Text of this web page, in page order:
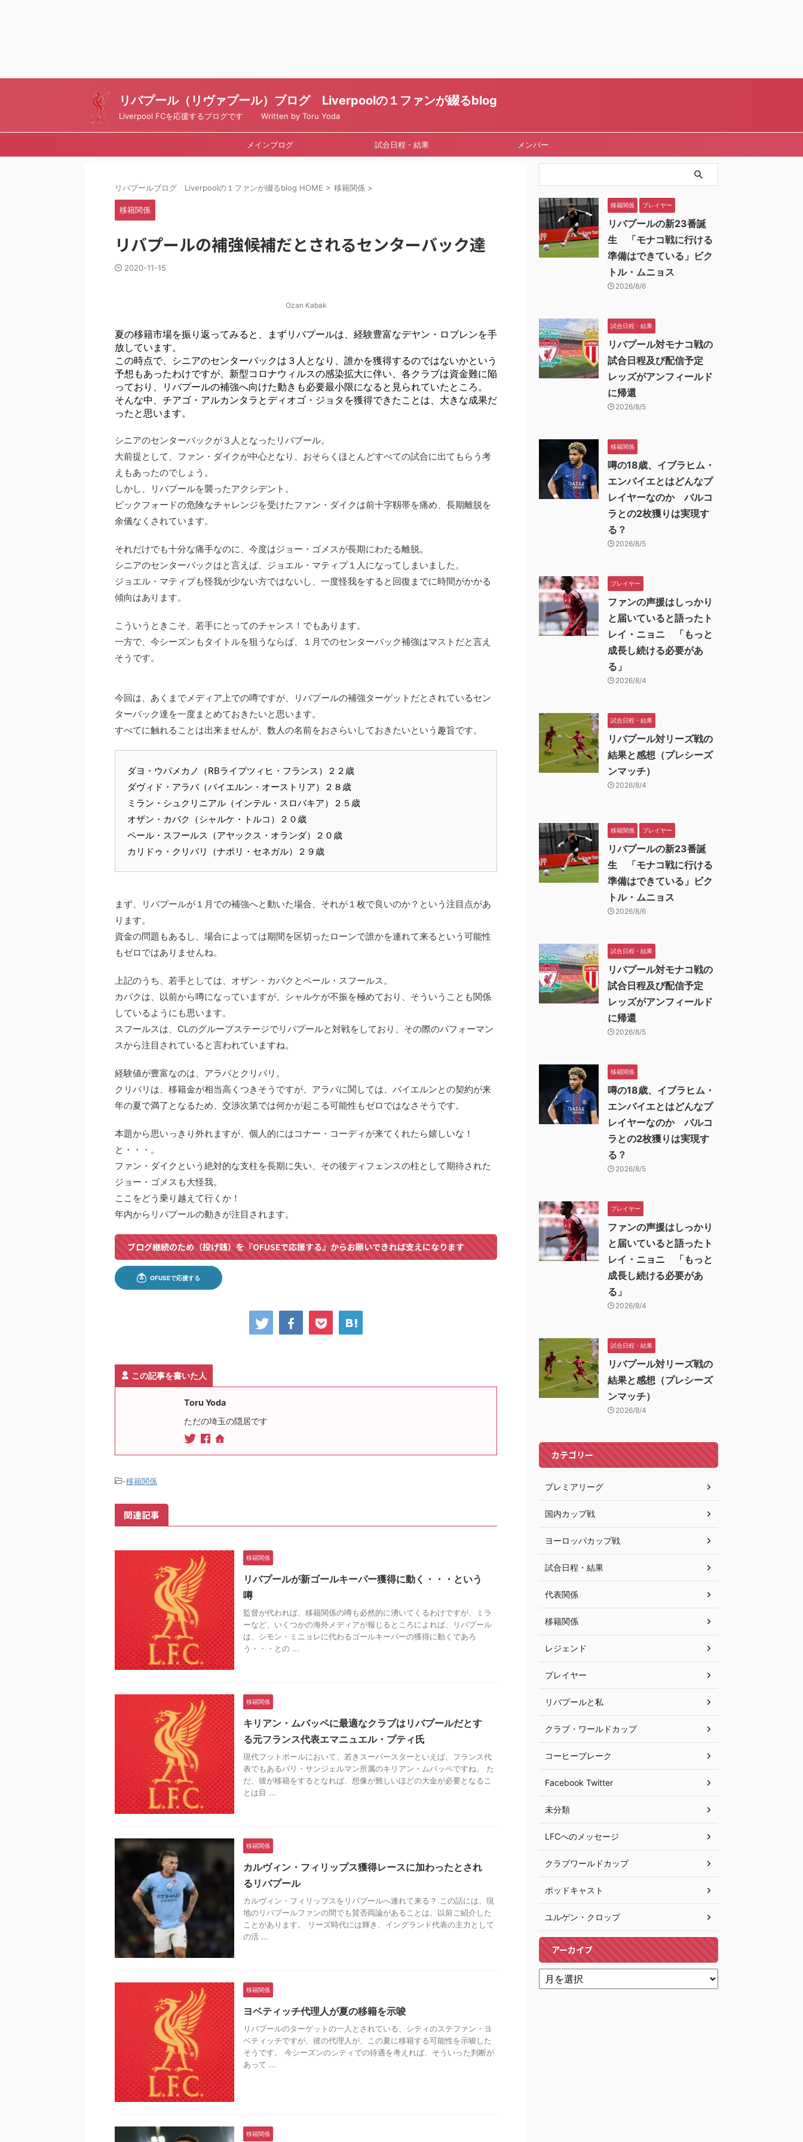
リバプール（リヴァプール）ブログ Liverpoolの１ファンが綴るblog
Liverpool FCを応援するブログです Written by Toru Yoda
メインブログ 試合日程・結果 メンバー
リバプールブログ Liverpoolの１ファンが綴るblog HOME > 移籍関係 >
移籍関係
リバプールの補強候補だとされるセンターバック達
2020-11-15
Ozan Kabak
夏の移籍市場を振り返ってみると、まずリバプールは、経験豊富なデヤン・ロブレンを手
放しています。
この時点で、シニアのセンターバックは３人となり、誰かを獲得するのではないかという
予想もあったわけですが、新型コロナウィルスの感染拡大に伴い、各クラブは資金難に陥
っており、リバプールの補強へ向けた動きも必要最小限になると見られていたところ。
そんな中、チアゴ・アルカンタラとディオゴ・ジョタを獲得できたことは、大きな成果だ
ったと思います。
シニアのセンターバックが３人となったリバプール。
大前提として、ファン・ダイクが中心となり、おそらくほとんどすべての試合に出てもらう考
えもあったのでしょう。
しかし、リバプールを襲ったアクシデント。
ピックフォードの危険なチャレンジを受けたファン・ダイクは前十字靱帯を痛め、長期離脱を
余儀なくされています。
それだけでも十分な痛手なのに、今度はジョー・ゴメスが長期にわたる離脱。
シニアのセンターバックはと言えば、ジョエル・マティプ１人になってしまいました。
ジョエル・マティプも怪我が少ない方ではないし、一度怪我をすると回復までに時間がかかる
傾向はあります。
こういうときこそ、若手にとってのチャンス！でもあります。
一方で、今シーズンもタイトルを狙うならば、１月でのセンターバック補強はマストだと言え
そうです。
今回は、あくまでメディア上での噂ですが、リバプールの補強ターゲットだとされているセン
ターバック達を一度まとめておきたいと思います。
すべてに触れることは出来ませんが、数人の名前をおさらいしておきたいという趣旨です。
ダヨ・ウパメカノ（RBライプツィヒ・フランス）２２歳
ダヴィド・アラバ（バイエルン・オーストリア）２８歳
ミラン・シュクリニアル（インテル・スロバキア）２５歳
オザン・カバク（シャルケ・トルコ）２０歳
ペール・スフールス（アヤックス・オランダ）２０歳
カリドゥ・クリバリ（ナポリ・セネガル）２９歳
まず、リバプールが１月での補強へと動いた場合、それが１枚で良いのか？という注目点があ
ります。
資金の問題もあるし、場合によっては期間を区切ったローンで誰かを連れて来るという可能性
もゼロではありませんね。
上記のうち、若手としては、オザン・カバクとペール・スフールス。
カバクは、以前から噂になっていますが、シャルケが不振を極めており、そういうことも関係
しているようにも思います。
スフールスは、CLのグループステージでリバプールと対戦をしており、その際のパフォーマン
スから注目されていると言われていますね。
経験値が豊富なのは、アラバとクリバリ。
クリバリは、移籍金が相当高くつきそうですが、アラバに関しては、バイエルンとの契約が来
年の夏で満了となるため、交渉次第では何かが起こる可能性もゼロではなさそうです。
本題から思いっきり外れますが、個人的にはコナー・コーディが来てくれたら嬉しいな！
と・・・。
ファン・ダイクという絶対的な支柱を長期に失い、その後ディフェンスの柱として期待された
ジョー・ゴメスも大怪我。
ここをどう乗り越えて行くか！
年内からリバプールの動きが注目されます。
ブログ継続のため（投げ銭）を『OFUSEで応援する』からお願いできれば支えになります
この記事を書いた人
Toru Yoda
ただの埼玉の隠居です
-移籍関係
関連記事
移籍関係
リバプールが新ゴールキーパー獲得に動く・・・という
噂
監督が代われば、移籍関係の噂も必然的に湧いてくるわけですが、ミラ
ーなど、いくつかの海外メディアが報じるところによれば、リバプール
は、シモン・ミニョレに代わるゴールキーパーの獲得に動くであろ
う・・・との ...
移籍関係
キリアン・ムバッペに最適なクラブはリバプールだとす
る元フランス代表エマニュエル・プティ氏
現代フットボールにおいて、若きスーパースターといえば、フランス代
表でもあるパリ・サンジェルマン所属のキリアン・ムバッペですね。 た
だ、彼が移籍をするとなれば、想像が難しいほどの大金が必要となるこ
とは目 ...
移籍関係
カルヴィン・フィリップス獲得レースに加わったとされ
るリバプール
カルヴィン・フィリップスをリバプールへ連れて来る？ この話には、現
地のリバプールファンの間でも賛否両論があることは、以前ご紹介した
ことがあります。 リーズ時代には輝き、イングランド代表の主力として
の活 ...
移籍関係
ヨベティッチ代理人が夏の移籍を示唆
リバプールのターゲットの一人とされている、シティのステファン・ヨ
ベティッチですが、彼の代理人が、この夏に移籍する可能性を示唆した
そうです。 今シーズンのシティでの待遇を考えれば、そういった判断が
あって ...
移籍関係
移籍関係 プレイヤー
リバプールの新23番誕
生 「モナコ戦に行ける
準備はできている」ビク
トル・ムニョス
2026/8/6
試合日程・結果
リバプール対モナコ戦の
試合日程及び配信予定
レッズがアンフィールド
に帰還
2026/8/5
移籍関係
噂の18歳、イブラヒム・
エンバイエとはどんなプ
レイヤーなのか バルコ
ラとの2枚獲りは実現す
る？
2026/8/5
プレイヤー
ファンの声援はしっかり
と届いていると語ったト
レイ・ニョニ 「もっと
成長し続ける必要があ
る」
2026/8/4
試合日程・結果
リバプール対リーズ戦の
結果と感想（プレシーズ
ンマッチ）
2026/8/4
移籍関係 プレイヤー
リバプールの新23番誕
生 「モナコ戦に行ける
準備はできている」ビク
トル・ムニョス
2026/8/6
試合日程・結果
リバプール対モナコ戦の
試合日程及び配信予定
レッズがアンフィールド
に帰還
2026/8/5
移籍関係
噂の18歳、イブラヒム・
エンバイエとはどんなプ
レイヤーなのか バルコ
ラとの2枚獲りは実現す
る？
2026/8/5
プレイヤー
ファンの声援はしっかり
と届いていると語ったト
レイ・ニョニ 「もっと
成長し続ける必要があ
る」
2026/8/4
試合日程・結果
リバプール対リーズ戦の
結果と感想（プレシーズ
ンマッチ）
2026/8/4
カテゴリー
プレミアリーグ
国内カップ戦
ヨーロッパカップ戦
試合日程・結果
代表関係
移籍関係
レジェンド
プレイヤー
リバプールと私
クラブ・ワールドカップ
コーヒーブレーク
Facebook Twitter
未分類
LFCへのメッセージ
クラブワールドカップ
ポッドキャスト
ユルゲン・クロップ
アーカイブ